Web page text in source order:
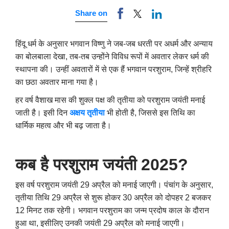
Share on
हिंदू धर्म के अनुसार भगवान विष्णु ने जब-जब धरती पर अधर्म और अन्याय
का बोलबाला देखा,तब-तब उन्होंने विविध रूपों में अवतार लेकर धर्म की
स्थापना की। उन्हीं अवतारों में से एक हैं भगवान परशुराम,जिन्हें श्रीहरि
का छठा अवतार माना गया है।
हर वर्ष वैशाख मास की शुक्ल पक्ष की तृतीया को परशुराम जयंती मनाई
जाती है। इसी दिनअक्षय तृतीयाभी होती है,जिससे इस तिथि का
धार्मिक महत्व और भी बढ़ जाता है।
कब है परशुराम जयंती 2025?
इस वर्ष परशुराम जयंती 29 अप्रैल को मनाई जाएगी। पंचांग के अनुसार,
तृतीया तिथि 29 अप्रैल से शुरू होकर 30 अप्रैल को दोपहर 2 बजकर
12 मिनट तक रहेगी। भगवान परशुराम का जन्म प्रदोष काल के दौरान
हुआ था,इसीलिए उनकी जयंती 29 अप्रैल को मनाई जाएगी।